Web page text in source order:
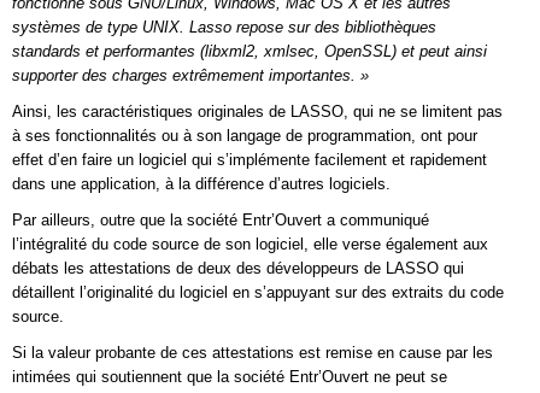
systèmes de type UNIX. Lasso repose sur des bibliothèques
standards et performantes (libxml2, xmlsec, OpenSSL) et peut ainsi
supporter des charges extrêmement importantes. »
Ainsi, les caractéristiques originales de LASSO, qui ne se limitent pas
à ses fonctionnalités ou à son langage de programmation, ont pour
effet d’en faire un logiciel qui s’implémente facilement et rapidement
dans une application, à la différence d’autres logiciels.
Par ailleurs, outre que la société Entr’Ouvert a communiqué
l’intégralité du code source de son logiciel, elle verse également aux
débats les attestations de deux des développeurs de LASSO qui
détaillent l’originalité du logiciel en s’appuyant sur des extraits du code
source.
Si la valeur probante de ces attestations est remise en cause par les
intimées qui soutiennent que la société Entr’Ouvert ne peut se